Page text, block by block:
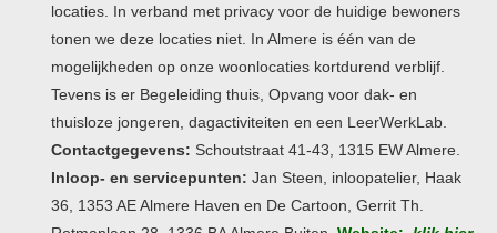
locaties. In verband met privacy voor de huidige bewoners
tonen we deze locaties niet. In Almere is één van de
mogelijkheden op onze woonlocaties kortdurend verblijf.
Tevens is er Begeleiding thuis, Opvang voor dak- en
thuisloze jongeren, dagactiviteiten en een LeerWerkLab.
Contactgegevens: Schoutstraat 41-43, 1315 EW Almere.
Inloop- en servicepunten: Jan Steen, inloopatelier, Haak
36, 1353 AE Almere Haven en De Cartoon, Gerrit Th.